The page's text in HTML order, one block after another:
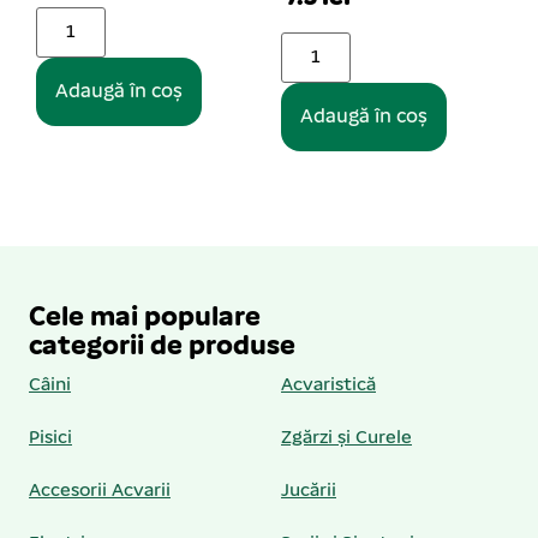
Adaugă în coș
Cele mai populare
categorii de produse
Câini Acvaristică
Pisici Zgărzi și Curele
Accesorii Acvarii Jucării